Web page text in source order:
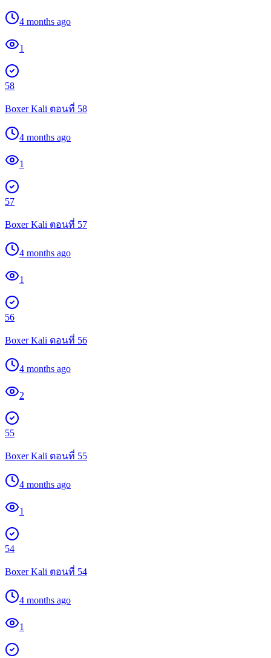
4 months ago
1
58
Boxer Kali ตอนที่ 58
4 months ago
1
57
Boxer Kali ตอนที่ 57
4 months ago
1
56
Boxer Kali ตอนที่ 56
4 months ago
2
55
Boxer Kali ตอนที่ 55
4 months ago
1
54
Boxer Kali ตอนที่ 54
4 months ago
1